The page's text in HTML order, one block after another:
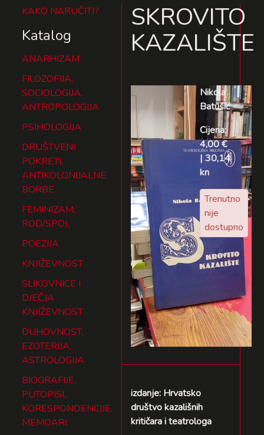
KAKO NARUČITI?
Katalog
ANARHIZAM
FILOZOFIJA,
SOCIOLOGIJA,
ANTROPOLOGIJA
PSIHOLOGIJA
DRUŠTVENI
POKRETI,
ANTIKOLONIJALNE
BORBE
FEMINIZAM,
ROD/SPOL
POEZIJA
KNJIŽEVNOST
SLIKOVNICE I
DJEČJA
KNJIŽEVNOST
DUHOVNOST,
EZOTERIJA,
ASTROLOGIJA
BIOGRAFIJE,
PUTOPISI,
KORESPONDENCIJE,
MEMOARI
SKROVITO
KAZALIŠTE
Nikola
Batušić
Cijena:
4,00 €
| 30,14
kn
Trenutno
nije
dostupno
izdanje: Hrvatsko
društvo kazališnih
kritičara i teatrologa